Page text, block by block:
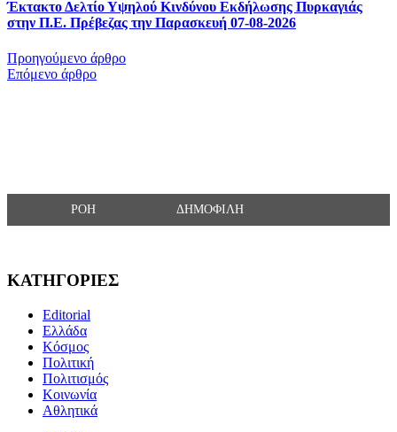
Έκτακτο Δελτίο Υψηλού Κινδύνου Εκδήλωσης Πυρκαγιάς
στην Π.Ε. Πρέβεζας την Παρασκευή 07-08-2026
Προηγούμενο άρθρο
Επόμενο άρθρο
ΡΟΗ ΔΗΜΟΦΙΛΗ
ΚΑΤΗΓΟΡΙΕΣ
Editorial
Ελλάδα
Κόσμος
Πολιτική
Πολιτισμός
Κοινωνία
Αθλητικά